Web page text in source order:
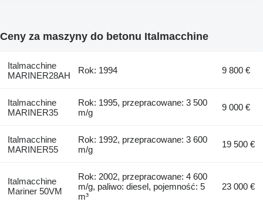
Ceny za maszyny do betonu Italmacchine
Italmacchine
MARINER28AH
Rok: 1994 9 800 €
Italmacchine
MARINER35
Rok: 1995, przepracowane: 3 500
m/g
9 000 €
Italmacchine
MARINER55
Rok: 1992, przepracowane: 3 600
m/g
19 500 €
Italmacchine
Mariner 50VM
Rok: 2002, przepracowane: 4 600
m/g, paliwo: diesel, pojemność: 5
m³
23 000 €